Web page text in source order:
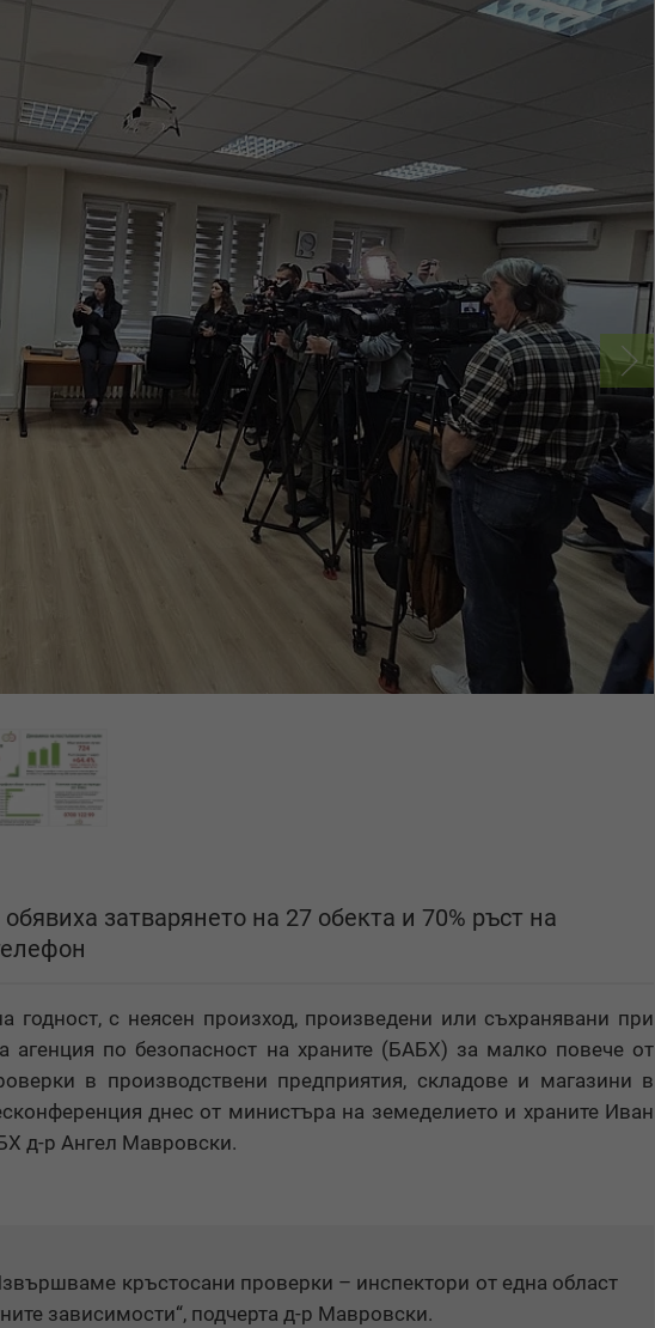
затварянето на 27 обекта и 70% ръст на
годност, с неясен произход, произведени или съхранявани при
агенция по безопасност на храните (БАБХ) за малко повече от
в производствени предприятия, складове и магазини в
днес от министъра на земеделието и храните Иван
д-р Ангел Мавровски.
кръстосани проверки – инспектори от една област
зависимости“, подчерта д-р Мавровски.